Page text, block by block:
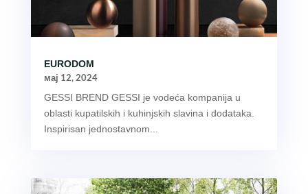
EURODOM
мај 12, 2024
GESSI BREND GESSI je vodeća kompanija u
oblasti kupatilskih i kuhinjskih slavina i dodataka.
Inspirisan jednostavnom...